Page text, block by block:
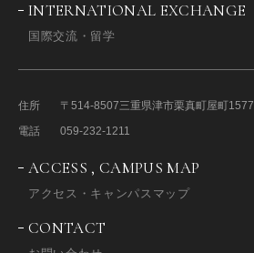
INTERNATIONAL EXCHANGE
国際交流・留学
住所 〒514-8507三重県津市栗真町屋町1577
電話
059-232-1211
ACCESS , CAMPUS MAP
アクセス・キャンパスマップ
CONTACT